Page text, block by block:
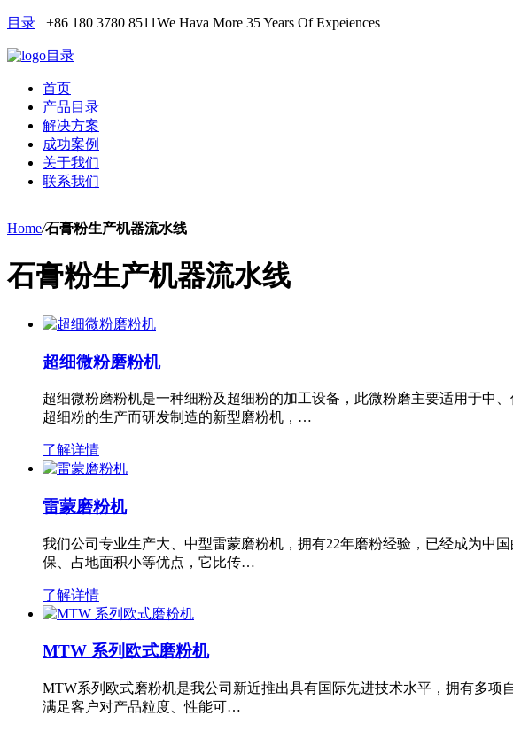
目录 +86 180 3780 8511We Hava More 35 Years Of Expeiences
目录
首页
产品目录
解决方案
成功案例
关于我们
联系我们
Home/石膏粉生产机器流水线
石膏粉生产机器流水线
超细微粉磨粉机
超细微粉磨粉机是一种细粉及超细粉的加工设备，此微粉磨主要适用于中
超细粉的生产而研发制造的新型磨粉机，…
了解详情
雷蒙磨粉机
我们公司专业生产大、中型雷蒙磨粉机，拥有22年磨粉经验，已经成为中
保、占地面积小等优点，它比传…
了解详情
MTW 系列欧式磨粉机
MTW系列欧式磨粉机是我公司新近推出具有国际先进技术水平，拥有多
满足客户对产品粒度、性能可…